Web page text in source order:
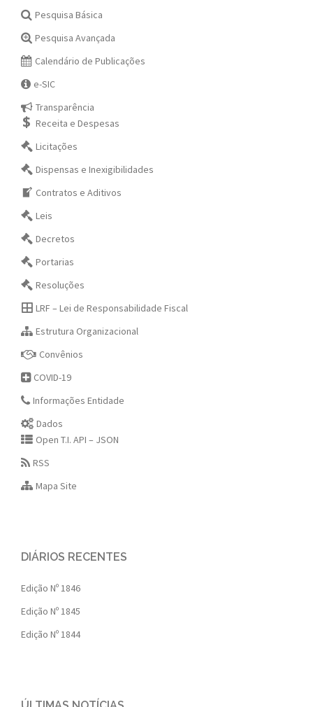
Pesquisa Básica
Pesquisa Avançada
Calendário de Publicações
e-SIC
Transparência
Receita e Despesas
Licitações
Dispensas e Inexigibilidades
Contratos e Aditivos
Leis
Decretos
Portarias
Resoluções
LRF – Lei de Responsabilidade Fiscal
Estrutura Organizacional
Convênios
COVID-19
Informações Entidade
Dados
Open T.I. API – JSON
RSS
Mapa Site
DIÁRIOS RECENTES
Edição Nº 1846
Edição Nº 1845
Edição Nº 1844